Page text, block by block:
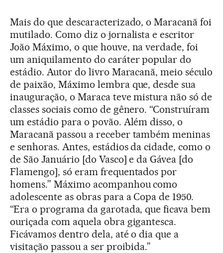
Mais do que descaracterizado, o Maracanã foi
mutilado. Como diz o jornalista e escritor
João Máximo, o que houve, na verdade, foi
um aniquilamento do caráter popular do
estádio. Autor do livro Maracanã, meio século
de paixão, Máximo lembra que, desde sua
inauguração, o Maraca teve mistura não só de
classes sociais como de gênero. “Construíram
um estádio para o povão. Além disso, o
Maracanã passou a receber também meninas
e senhoras. Antes, estádios da cidade, como o
de São Januário [do Vasco] e da Gávea [do
Flamengo], só eram frequentados por
homens.” Máximo acompanhou como
adolescente as obras para a Copa de 1950.
“Era o programa da garotada, que ficava bem
ouriçada com aquela obra gigantesca.
Ficávamos dentro dela, até o dia que a
visitação passou a ser proibida.”